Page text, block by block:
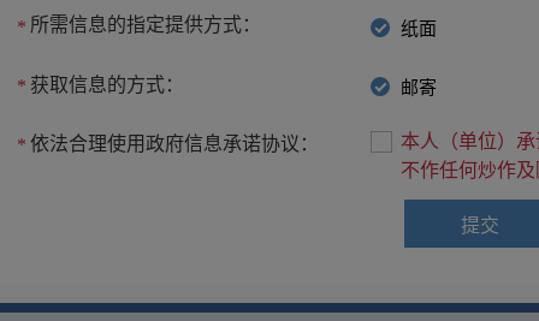
* 所需信息的指定提供方式： 纸面
* 获取信息的方式： 邮寄
* 依法合理使用政府信息承诺协议：
本人（单位）
不作任何炒作